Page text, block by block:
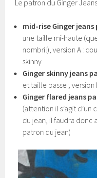
Le patron du Ginger
mid-rise Ginger
une taille mi-haute
nombril), version A :
skinny
Ginger skinny jeans
et taille basse ;
Ginger flared jeans
(attention il s’agit
du jean, il faudra
patron du jean)